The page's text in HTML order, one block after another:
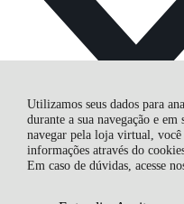
Utilizamos seus dados para
durante a sua navegação e
navegar pela loja virtual,
informações através do
Em caso de dúvidas, acesse
CASA DAS FURADEIRAS
Av. Com. Franco - 6338 -